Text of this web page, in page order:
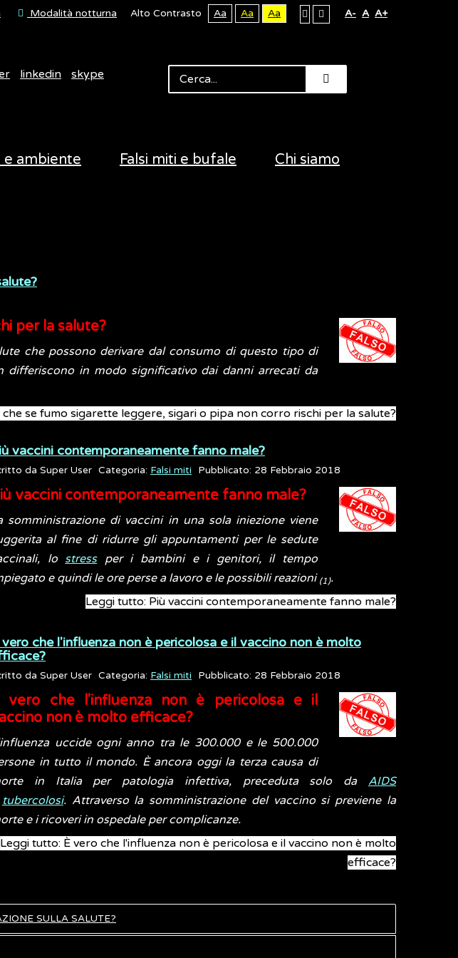
Modalità notturna Alto Contrasto Aa Aa Aa A- A A+
linkedin skype
e ambiente Falsi miti e bufale Chi siamo
per la salute?
che possono derivare dal consumo di questo tipo di
in modo significativo dai danni arrecati da
se fumo sigarette leggere, sigari o pipa non corro rischi per la salute?
vaccini contemporaneamente fanno male?
da Super User Categoria: Falsi miti Pubblicato: 28 Febbraio 2018
vaccini contemporaneamente fanno male?
somministrazione di vaccini in una sola iniezione viene
al fine di ridurre gli appuntamenti per le sedute
lo stressper i bambini e i genitori, il tempo
e quindi le ore perse a lavoro e le possibili reazioni (1).
Leggi tutto: Più vaccini contemporaneamente fanno male?
vero che l'influenza non è pericolosa e il vaccino non è molto
da Super User Categoria: Falsi miti Pubblicato: 28 Febbraio 2018
vero che l'influenza non è pericolosa e il
non è molto efficace?
uccide ogni anno tra le 300.000 e le 500.000
in tutto il mondo. È ancora oggi la terza causa di
in Italia per patologia infettiva, preceduta solo da AIDS
tubercolosi. Attraverso la somministrazione del vaccino si previene la
e i ricoveri in ospedale per complicanze.
Leggi tutto: È vero che l'influenza non è pericolosa e il vaccino non è molto
efficace?
SULLA SALUTE?